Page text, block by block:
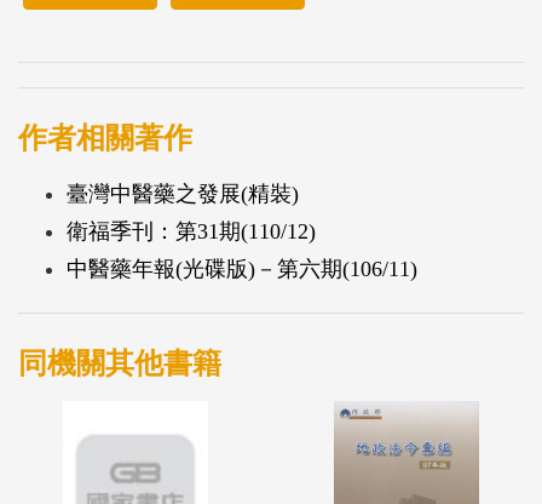
作者相關著作
臺灣中醫藥之發展(精裝)
衛福季刊：第31期(110/12)
中醫藥年報(光碟版)－第六期(106/11)
同機關其他書籍